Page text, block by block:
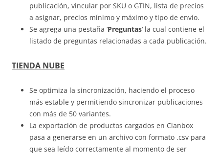
publicación, vincular por SKU o GTIN, lista de precios
a asignar, precios mínimo y máximo y tipo de envío.
Se agrega una pestaña ‘Preguntas‘ la cual contiene el
listado de preguntas relacionadas a cada publicación.
TIENDA NUBE
Se optimiza la sincronización, haciendo el proceso
más estable y permitiendo sincronizar publicaciones
con más de 50 variantes.
La exportación de productos cargados en Cianbox
pasa a generarse en un archivo con formato .csv para
que sea leído correctamente al momento de ser